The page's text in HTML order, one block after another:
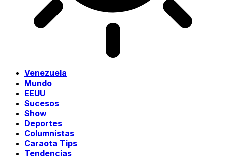
Venezuela
Mundo
EEUU
Sucesos
Show
Deportes
Columnistas
Caraota Tips
Tendencias